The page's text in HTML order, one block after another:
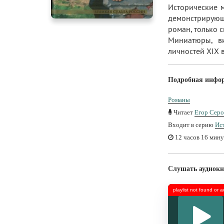
Исторические
роман, только
Миниатюры,
личностей ХІХ
Подробная
Романы
Читает Егор
Входит в серию
12 часов 16
Слушать
playlist not found or